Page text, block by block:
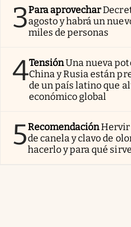
3Para aprovechar
agosto y habrá un
miles de personas
4TensiónUna nueva
China y Rusia están
de un país latino que
económico global
5RecomendaciónHervir
de canela y clavo de
hacerlo y para qué sirve